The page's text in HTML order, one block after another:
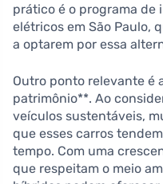
prático é o programa de
elétricos em São Paulo,
a optarem por essa
Outro ponto relevante é
patrimônio**. Ao
veículos sustentáveis,
que esses carros
tempo. Com uma
que respeitam o meio